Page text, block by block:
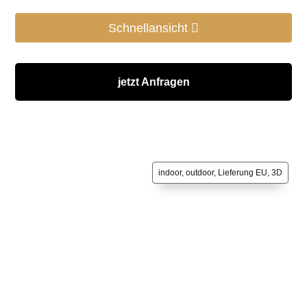
Schnellansicht
jetzt Anfragen
indoor, outdoor, Lieferung EU, 3D